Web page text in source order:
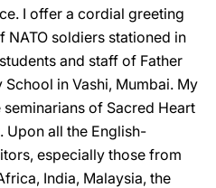
I offer a cordial greeting
soldiers stationed in
and staff of Father
in Vashi, Mumbai. My
of Sacred Heart
Upon all the English-
especially those from
India, Malaysia, the